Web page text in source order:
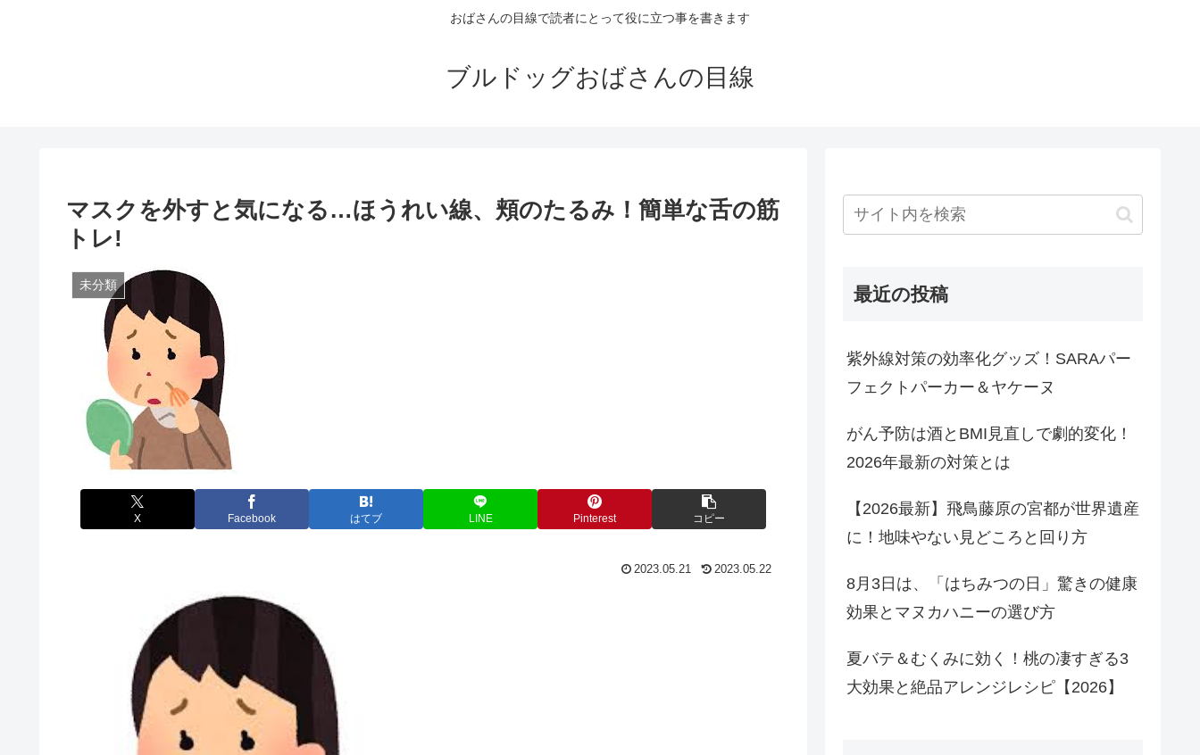
おばさんの目線で読者にとって役に立つ事を書きます
ブルドッグおばさんの目線
マスクを外すと気になる…ほうれい線、頬のたるみ！簡単な舌の筋
トレ!
未分類
X Facebook はてブ LINE Pinterest コピー
2023.05.21 2023.05.22
最近の投稿
紫外線対策の効率化グッズ！SARAパー
フェクトパーカー＆ヤケーヌ
がん予防は酒とBMI見直しで劇的変化！
2026年最新の対策とは
【2026最新】飛鳥藤原の宮都が世界遺産
に！地味やない見どころと回り方
8月3日は、「はちみつの日」驚きの健康
効果とマヌカハニーの選び方
夏バテ＆むくみに効く！桃の凄すぎる3
大効果と絶品アレンジレシピ【2026】